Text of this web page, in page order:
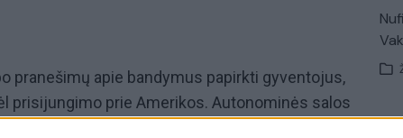
pranešimų apie bandymus papirkti gyventojus,
prisijungimo prie Amerikos. Autonominės salos
tokius veiksmus pavadino nepadoriais ir